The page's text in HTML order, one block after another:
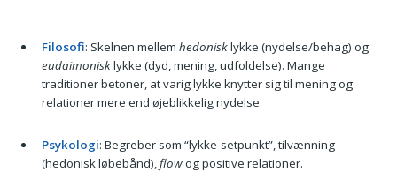
Filosofi: Skelnen mellem hedonisklykke (nydelse/behag) og
eudaimonisklykke (dyd, mening, udfoldelse). Mange
traditioner betoner, at varig lykke knytter sig til mening og
relationer mere end øjeblikkelig nydelse.
Psykologi: Begreber som “lykke-setpunkt”, tilvænning
(hedonisk løbebånd),flowog positive relationer.